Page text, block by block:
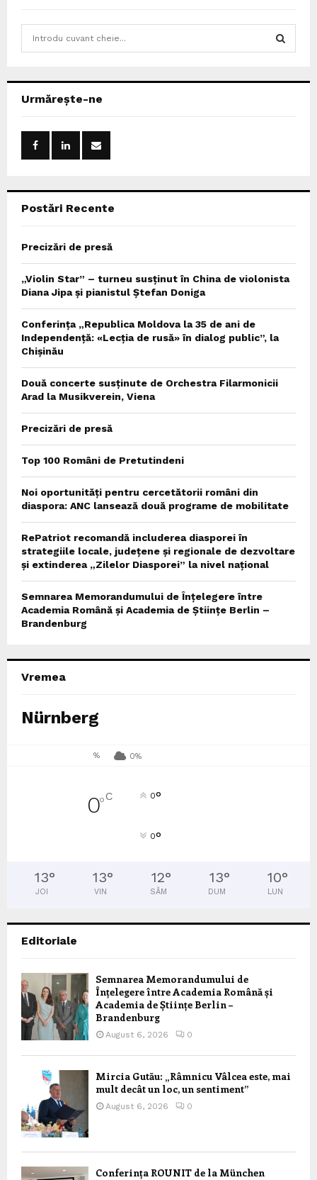
h
Urmărește-ne
Postări Recente
Precizări de presă
„Violin Star” – turneu susținut în China de violonista
Diana Jipa și pianistul Ștefan Doniga
Conferința „Republica Moldova la 35 de ani de
Independență: «Lecția de rusă» în dialog public”, la
Chișinău
Două concerte susținute de Orchestra Filarmonicii
Arad la Musikverein, Viena
Precizări de presă
Top 100 Români de Pretutindeni
Noi oportunități pentru cercetătorii români din
diaspora: ANC lansează două programe de mobilitate
RePatriot recomandă includerea diasporei în
strategiile locale, județene și regionale de dezvoltare
și extinderea „Zilelor Diasporei” la nivel național
Semnarea Memorandumului de Înțelegere între
Academia Română și Academia de Științe Berlin –
Brandenburg
Vremea
Nürnberg
% 0%
0°C 0°
0°
13°
JOI
13°
VIN
12°
SÂM
13°
DUM
10°
LUN
Editoriale
Semnarea Memorandumului de
Înțelegere între Academia Română și
Academia de Științe Berlin –
Brandenburg
August 6, 2026 0
Mircia Gutău: „Râmnicu Vâlcea este, mai
mult decât un loc, un sentiment”
August 6, 2026 0
Conferința ROUNIT de la München